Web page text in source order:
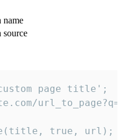
name
source
page title';
true, url);